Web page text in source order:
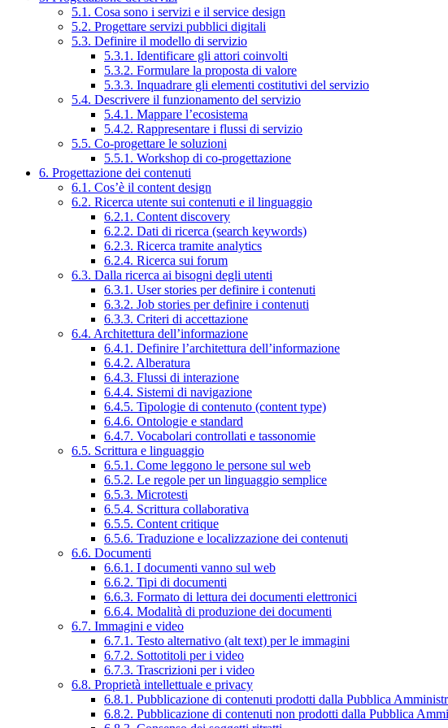
5.1. Cosa sono i servizi e il service design
5.2. Progettare servizi pubblici digitali
5.3. Definire il modello di servizio
5.3.1. Identificare gli attori coinvolti
5.3.2. Formulare la proposta di valore
5.3.3. Inquadrare gli elementi costitutivi del servizio
5.4. Descrivere il funzionamento del servizio
5.4.1. Mappare l’ecosistema
5.4.2. Rappresentare i flussi di servizio
5.5. Co-progettare le soluzioni
5.5.1. Workshop di co-progettazione
6. Progettazione dei contenuti
6.1. Cos’è il content design
6.2. Ricerca utente sui contenuti e il linguaggio
6.2.1. Content discovery
6.2.2. Dati di ricerca (search keywords)
6.2.3. Ricerca tramite analytics
6.2.4. Ricerca sui forum
6.3. Dalla ricerca ai bisogni degli utenti
6.3.1. User stories per definire i contenuti
6.3.2. Job stories per definire i contenuti
6.3.3. Criteri di accettazione
6.4. Architettura dell’informazione
6.4.1. Definire l’architettura dell’informazione
6.4.2. Alberatura
6.4.3. Flussi di interazione
6.4.4. Sistemi di navigazione
6.4.5. Tipologie di contenuto (content type)
6.4.6. Ontologie e standard
6.4.7. Vocabolari controllati e tassonomie
6.5. Scrittura e linguaggio
6.5.1. Come leggono le persone sul web
6.5.2. Le regole per un linguaggio semplice
6.5.3. Microtesti
6.5.4. Scrittura collaborativa
6.5.5. Content critique
6.5.6. Traduzione e localizzazione dei contenuti
6.6. Documenti
6.6.1. I documenti vanno sul web
6.6.2. Tipi di documenti
6.6.3. Formato di lettura dei documenti elettronici
6.6.4. Modalità di produzione dei documenti
6.7. Immagini e video
6.7.1. Testo alternativo (alt text) per le immagini
6.7.2. Sottotitoli per i video
6.7.3. Trascrizioni per i video
6.8. Proprietà intellettuale e privacy
6.8.1. Pubblicazione di contenuti prodotti dalla Pubblica
6.8.2. Pubblicazione di contenuti non prodotti dalla Pubblica